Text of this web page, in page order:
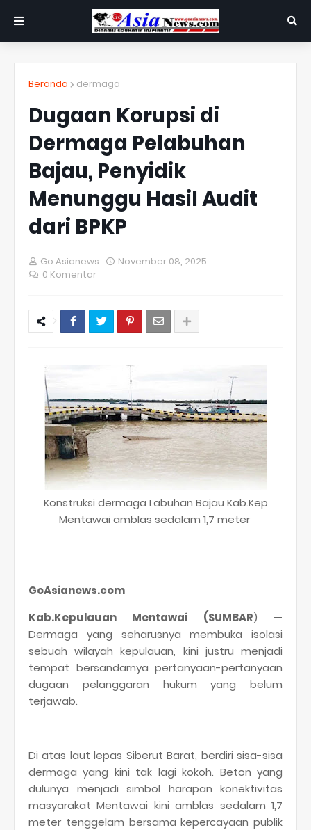
Beranda dermaga
Dugaan Korupsi di
Dermaga Pelabuhan
Bajau, Penyidik
Menunggu Hasil Audit
dari BPKP
Go Asianews
November 08, 2025
0 Komentar
Konstruksi dermaga Labuhan Bajau Kab.Kep
Mentawai amblas sedalam 1,7 meter
GoAsianews.com
Kab.Kepulauan Mentawai (SUMBAR) —
Dermaga yang seharusnya membuka isolasi
sebuah wilayah kepulauan, kini justru menjadi
tempat bersandarnya pertanyaan-pertanyaan
dugaan pelanggaran hukum yang belum
terjawab.
Di atas laut lepas Siberut Barat, berdiri sisa-sisa
dermaga yang kini tak lagi kokoh. Beton yang
dulunya menjadi simbol harapan konektivitas
masyarakat Mentawai kini amblas sedalam 1,7
meter tenggelam bersama kepercayaan publik